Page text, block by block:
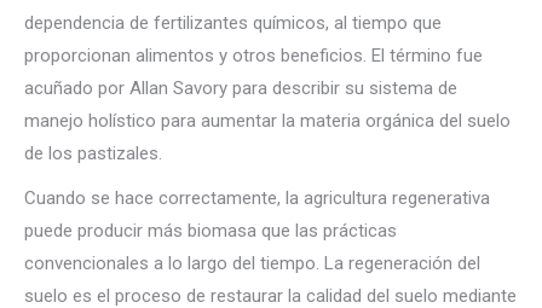
dependencia de fertilizantes químicos, al tiempo que
proporcionan alimentos y otros beneficios. El término fue
acuñado por Allan Savory para describir su sistema de
manejo holístico para aumentar la materia orgánica del suelo
de los pastizales.
Cuando se hace correctamente, la agricultura regenerativa
puede producir más biomasa que las prácticas
convencionales a lo largo del tiempo. La regeneración del
suelo es el proceso de restaurar la calidad del suelo mediante